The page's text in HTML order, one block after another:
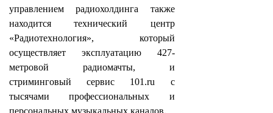
управлением радиохолдинга также
находится технический центр
«Радиотехнология», который
осуществляет эксплуатацию 427-
метровой радиомачты, и
стриминговый сервис 101.ru с
тысячами профессиональных и
персональных музыкальных каналов.